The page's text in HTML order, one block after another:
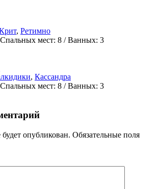
, Ретимно
мест: 8 /Ванных: 3
, Кассандра
мест: 8 /Ванных: 3
опубликован. Обязательные поля